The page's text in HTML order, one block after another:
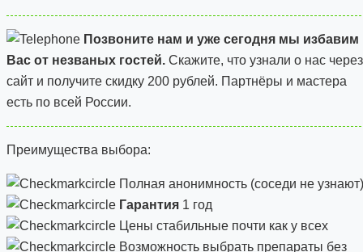
Позвоните нам и уже сегодня мы избавим
Вас от незваных гостей. Скажите, что узнали о нас через
сайт и получите скидку 200 рублей. Партнёры и мастера
есть по всей России.
Преимущества выбора:
Полная анонимность (соседи не узнают)
Гарантия 1 год
Цены стабильные почти как у всех
Возможность выбрать препараты без